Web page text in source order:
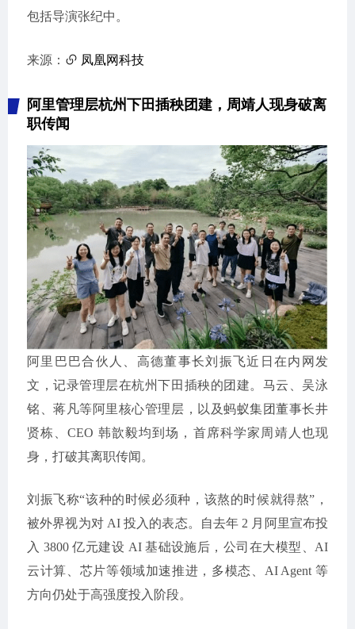
包括导演张纪中。
来源： 凤凰网科技
阿里管理层杭州下田插秧团建，周靖人现身破离
职传闻
阿里巴巴合伙人、高德董事长刘振飞近日在内网发
文，记录管理层在杭州下田插秧的团建。马云、吴泳
铭、蒋凡等阿里核心管理层，以及蚂蚁集团董事长井
贤栋、CEO 韩歆毅均到场，首席科学家周靖人也现
身，打破其离职传闻。
刘振飞称“该种的时候必须种，该熬的时候就得熬”，
被外界视为对 AI 投入的表态。自去年 2 月阿里宣布投
入 3800 亿元建设 AI 基础设施后，公司在大模型、AI
云计算、芯片等领域加速推进，多模态、AI Agent 等
方向仍处于高强度投入阶段。